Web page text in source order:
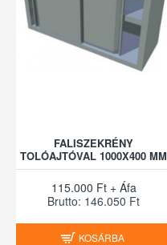
FALISZEKRÉNY
TOLÓAJTÓVAL 1000X400 MM
115.000 Ft + Áfa
Brutto: 146.050 Ft
KOSÁRBA